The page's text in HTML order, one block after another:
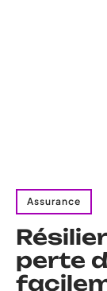
Assurance
perte